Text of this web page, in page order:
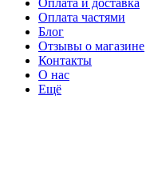
Оплата и доставка
Оплата частями
Блог
Отзывы о магазине
Контакты
О нас
Ещё